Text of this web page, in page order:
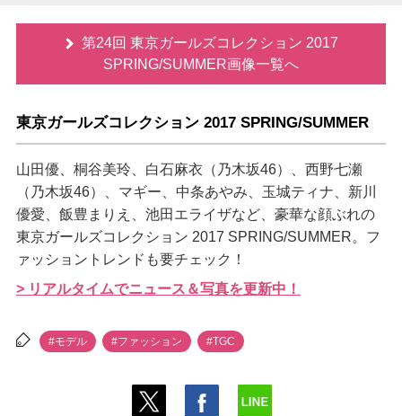
第24回 東京ガールズコレクション 2017
SPRING/SUMMER画像一覧へ
東京ガールズコレクション 2017 SPRING/SUMMER
山田優、桐谷美玲、白石麻衣（乃木坂46）、西野七瀬
（乃木坂46）、マギー、中条あやみ、玉城ティナ、新川
優愛、飯豊まりえ、池田エライザなど、豪華な顔ぶれの
東京ガールズコレクション 2017 SPRING/SUMMER。フ
ァッショントレンドも要チェック！
> リアルタイムでニュース＆写真を更新中！
#モデル #ファッション #TGC